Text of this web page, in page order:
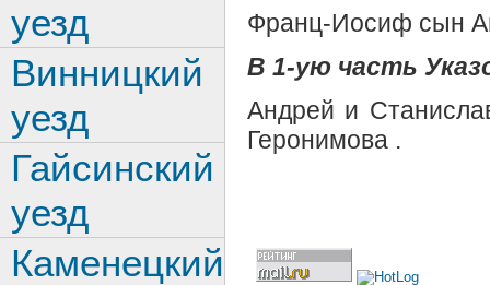
Франц-Иосиф сын
В 1-ую часть
Андрей и
Геронимова .
уезд
Винницкий
уезд
Гайсинский
уезд
Каменецкий